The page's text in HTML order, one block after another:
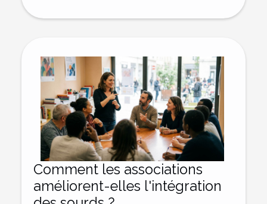
Comment les associations
améliorent-elles l'intégration